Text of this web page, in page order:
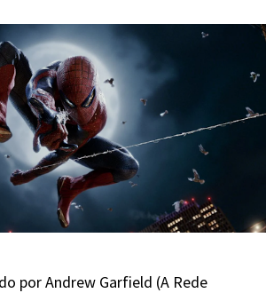
por Andrew Garfield (A Rede